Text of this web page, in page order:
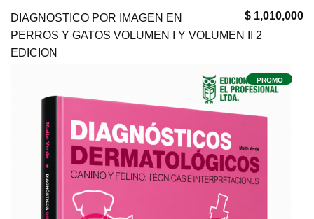
$ 1,010,000
DIAGNOSTICO POR IMAGEN EN
PERROS Y GATOS VOLUMEN I Y VOLUMEN II 2
EDICION
PROMO